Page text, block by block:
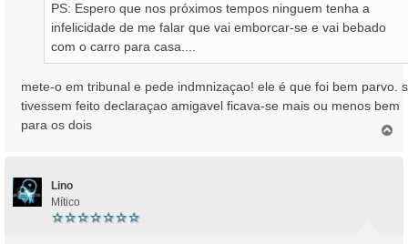
PS: Espero que nos próximos tempos ninguem tenha a
infelicidade de me falar que vai emborcar-se e vai bebado
com o carro para casa....
mete-o em tribunal e pede indmnizaçao! ele é que foi bem parvo.
tivessem feito declaraçao amigavel ficava-se mais ou menos bem
para os dois
Lino
Mítico